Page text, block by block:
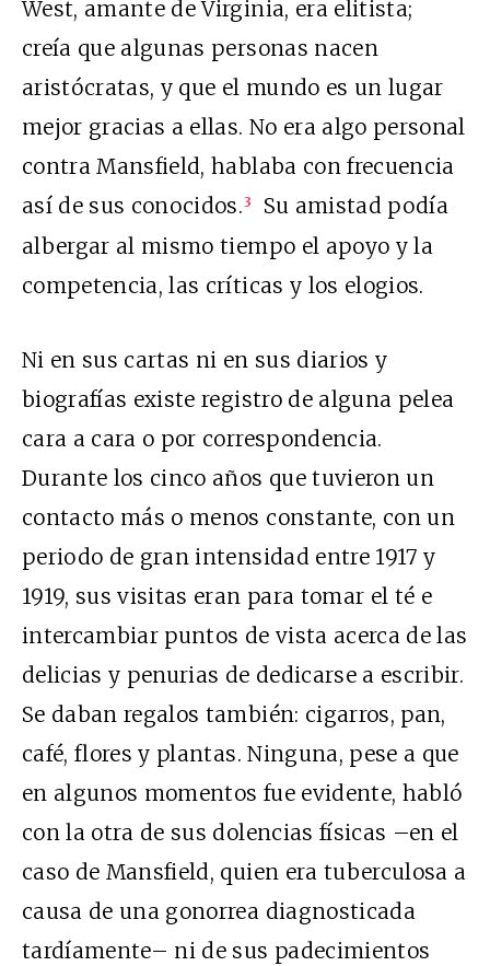
West, amante de Virginia, era elitista;
creía que algunas personas nacen
aristócratas, y que el mundo es un lugar
mejor gracias a ellas. No era algo personal
contra Mansfield, hablaba con frecuencia
así de sus conocidos.3
Su amistad podía
albergar al mismo tiempo el apoyo y la
competencia, las críticas y los elogios.
Ni en sus cartas ni en sus diarios y
biografías existe registro de alguna pelea
cara a cara o por correspondencia.
Durante los cinco años que tuvieron un
contacto más o menos constante, con un
periodo de gran intensidad entre 1917 y
1919, sus visitas eran para tomar el té e
intercambiar puntos de vista acerca de las
delicias y penurias de dedicarse a escribir.
Se daban regalos también: cigarros, pan,
café, flores y plantas. Ninguna, pese a que
en algunos momentos fue evidente, habló
con la otra de sus dolencias físicas –en el
caso de Mansfield, quien era tuberculosa a
causa de una gonorrea diagnosticada
tardíamente– ni de sus padecimientos